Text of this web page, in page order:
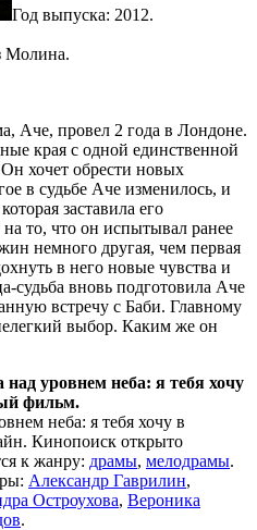
Год выпуска: 2012.
Молина.
Аче, провел 2 года в Лондоне.
края с одной единственной
хочет обрести новых
в судьбе Аче изменилось, и
заставила его
то, что он испытывал ранее
немного другая, чем первая
в него новые чувства и
вновь подготовила Аче
встречу с Баби. Главному
выбор. Каким же он
уровнем неба: я тебя хочу
фильм.
неба: я тебя хочу в
Кинопоиск открыто
к жанру: драмы, мелодрамы.
Александр Гаврилин,
Остроухова, Вероника
.